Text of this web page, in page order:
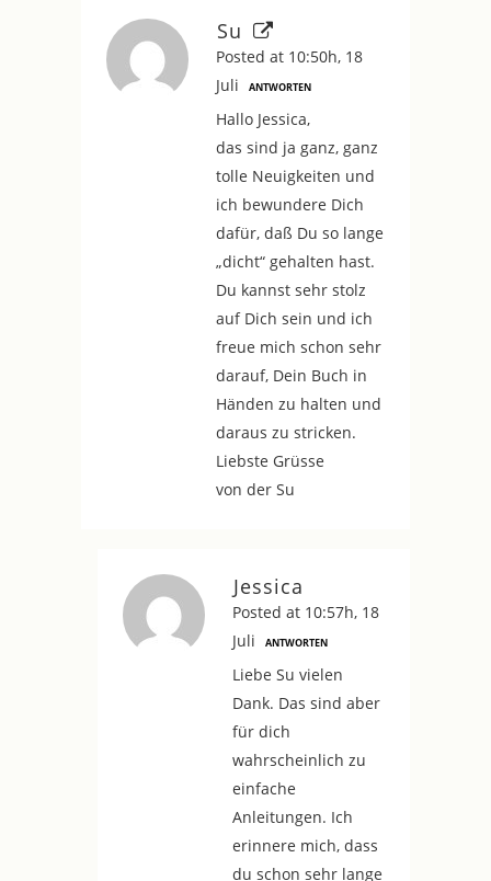
Su
Posted at 10:50h, 18
Juli
ANTWORTEN
Hallo Jessica,
das sind ja ganz, ganz
tolle Neuigkeiten und
ich bewundere Dich
dafür, daß Du so lange
„dicht“ gehalten hast.
Du kannst sehr stolz
auf Dich sein und ich
freue mich schon sehr
darauf, Dein Buch in
Händen zu halten und
daraus zu stricken.
Liebste Grüsse
von der Su
Jessica
Posted at 10:57h, 18
Juli
ANTWORTEN
Liebe Su vielen
Dank. Das sind aber
für dich
wahrscheinlich zu
einfache
Anleitungen. Ich
erinnere mich, dass
du schon sehr lange